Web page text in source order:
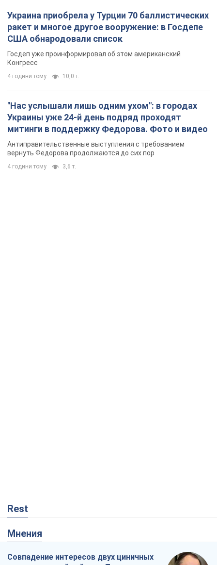
Украина приобрела у Турции 70 баллистических
ракет и многое другое вооружение: в Госдепе
США обнародовали список
Госдеп уже проинформировал об этом американский
Конгресс
4 години тому 10,0 т.
"Нас услышали лишь одним ухом": в городах
Украины уже 24-й день подряд проходят
митинги в поддержку Федорова. Фото и видео
Антиправительственные выступления с требованием
вернуть Федорова продолжаются до сих пор
4 години тому 3,6 т.
Rest
Мнения
Совпадение интересов двух циничных